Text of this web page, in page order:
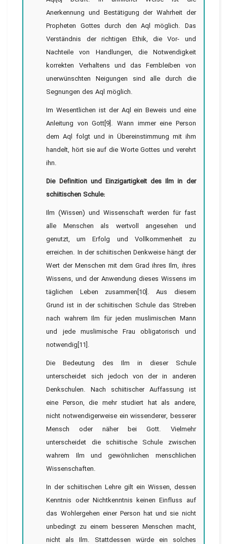
Anerkennung und Bestätigung der Wahrheit der
Propheten Gottes durch den Aql möglich. Das
Verständnis der richtigen Ethik, die Vor- und
Nachteile von Handlungen, die Notwendigkeit
korrekten Verhaltens und das Fernbleiben von
unerwünschten Neigungen sind alle durch die
Segnungen des Aql möglich.
Im Wesentlichen ist der Aql ein Beweis und eine
Anleitung von Gott[9]. Wann immer eine Person
dem Aql folgt und in Übereinstimmung mit ihm
handelt, hört sie auf die Worte Gottes und verehrt
ihn.
Die Definition und Einzigartigkeit des Ilm in der
schiitischen Schule:
Ilm (Wissen) und Wissenschaft werden für fast
alle Menschen als wertvoll angesehen und
genutzt, um Erfolg und Vollkommenheit zu
erreichen. In der schiitischen Denkweise hängt der
Wert der Menschen mit dem Grad ihres Ilm, ihres
Wissens, und der Anwendung dieses Wissens im
täglichen Leben zusammen[10]. Aus diesem
Grund ist in der schiitischen Schule das Streben
nach wahrem Ilm für jeden muslimischen Mann
und jede muslimische Frau obligatorisch und
notwendig[11].
Die Bedeutung des Ilm in dieser Schule
unterscheidet sich jedoch von der in anderen
Denkschulen. Nach schiitischer Auffassung ist
eine Person, die mehr studiert hat als andere,
nicht notwendigerweise ein wissenderer, besserer
Mensch oder näher bei Gott. Vielmehr
unterscheidet die schiitische Schule zwischen
wahrem Ilm und gewöhnlichen menschlichen
Wissenschaften.
In der schiitischen Lehre gilt ein Wissen, dessen
Kenntnis oder Nichtkenntnis keinen Einfluss auf
das Wohlergehen einer Person hat und sie nicht
unbedingt zu einem besseren Menschen macht,
nicht als Ilm. Stattdessen würde ein solches